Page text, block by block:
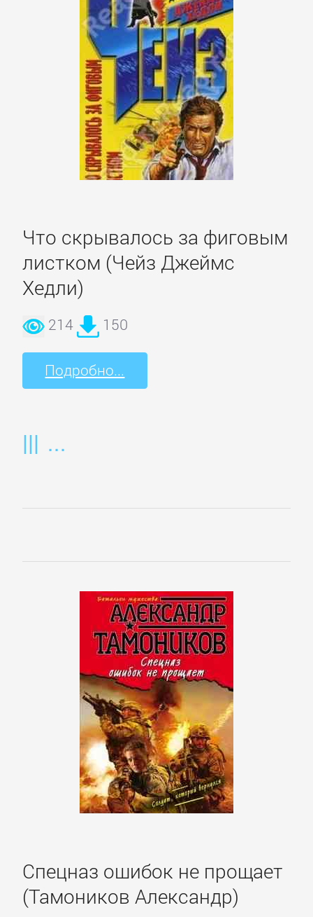
Что скрывалось за фиговым
листком (Чейз Джеймс
Хедли)
214 150
Подробно...
Спецназ ошибок не прощает
(Тамоников Александр)
персонала
инвестиции
Экономика
Боевая
фантастика
Боевики:
Криминальные
Триллеры
ДЕТЕКТИВЫ
Иронические
детективы
Исторические
детективы
Классические
детективы
Политические
детективы